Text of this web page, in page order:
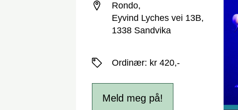
Rondo,
Eyvind Lyches vei 13B,
1338 Sandvika
Ordinær: kr 420,-
Meld meg på!